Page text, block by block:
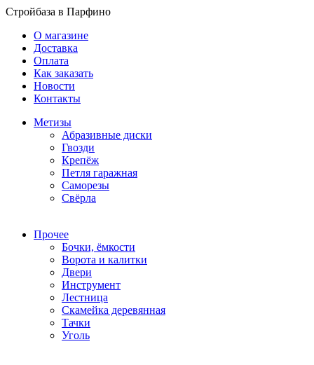
Стройбаза в Парфино
О магазине
Доставка
Оплата
Как заказать
Новости
Контакты
Метизы
Абразивные диски
Гвозди
Крепёж
Петля гаражная
Саморезы
Свёрла
Прочее
Бочки, ёмкости
Ворота и калитки
Двери
Инструмент
Лестница
Скамейка деревянная
Тачки
Уголь